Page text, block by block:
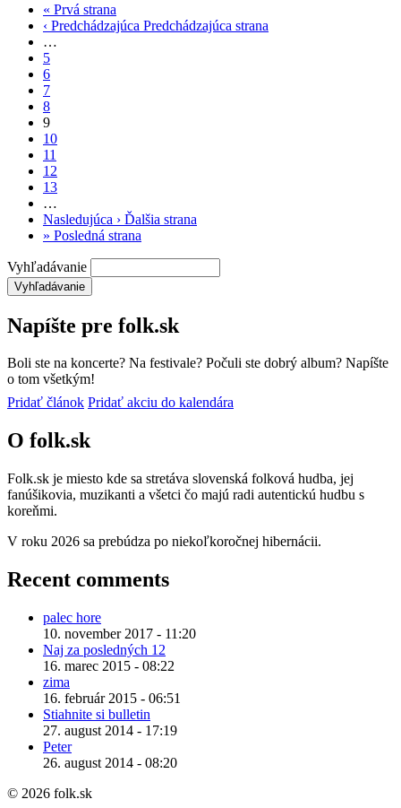
« Prvá strana
‹ Predchádzajúca Predchádzajúca strana
…
5
6
7
8
9
10
11
12
13
…
Nasledujúca › Ďalšia strana
» Posledná strana
Vyhľadávanie
Napíšte pre folk.sk
Boli ste na koncerte? Na festivale? Počuli ste dobrý album? Napíšte
o tom všetkým!
Pridať článok Pridať akciu do kalendára
O folk.sk
Folk.sk je miesto kde sa stretáva slovenská folková hudba, jej
fanúšikovia, muzikanti a všetci čo majú radi autentickú hudbu s
koreňmi.
V roku 2026 sa prebúdza po niekoľkoročnej hibernácii.
Recent comments
palec hore
10. november 2017 - 11:20
Naj za posledných 12
16. marec 2015 - 08:22
zima
16. február 2015 - 06:51
Stiahnite si bulletin
27. august 2014 - 17:19
Peter
26. august 2014 - 08:20
© 2026 folk.sk